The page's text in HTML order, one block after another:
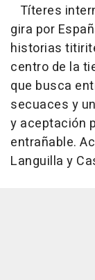
Títeres
gira por
historias
centro de la
que busca
secuaces y
y aceptación
entrañable.
Languilla y